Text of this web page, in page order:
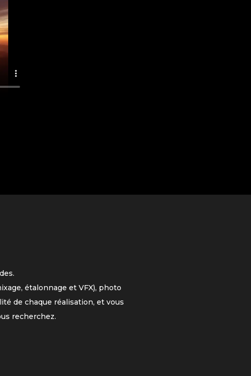
étalonnage et VFX), photo
de chaque réalisation, et vous
recherchez.